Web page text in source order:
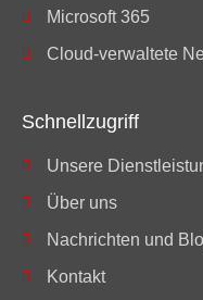
Microsoft 365
Cloud-verwaltete
Schnellzugriff
Unsere
Über uns
Nachrichten und
Kontakt